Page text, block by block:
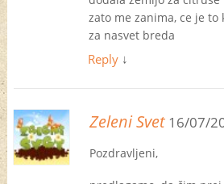
zato me zanima, ce je to
za nasvet breda
Reply ↓
Zeleni Svet 16/07/
Pozdravljeni,